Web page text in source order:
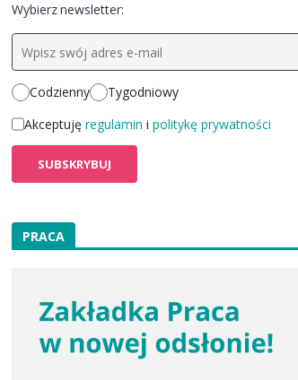
Wybierz newsletter:
Codzienny
Tygodniowy
Akceptuję regulamin i politykę prywatności
PRACA